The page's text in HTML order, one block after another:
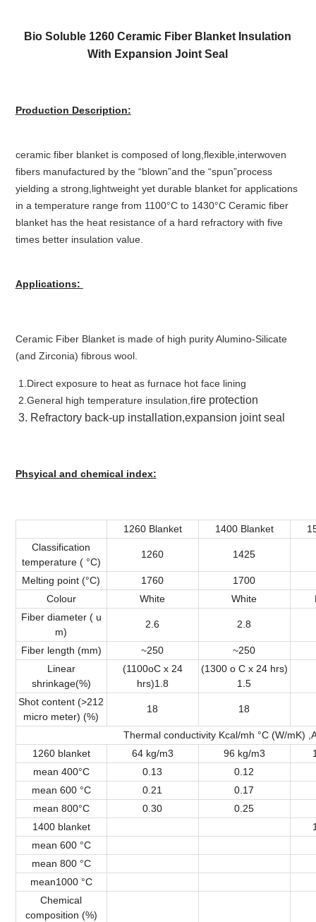
Bio Soluble 1260 Ceramic Fiber Blanket Insulation
With Expansion Joint Seal
Production Description:
ceramic fiber blanket is composed of long,flexible,interwoven
fibers manufactured by the “blown”and the “spun”process
yielding a strong,lightweight yet durable blanket for applications
in a temperature range from 1100°C to 1430°C Ceramic fiber
blanket has the heat resistance of a hard refractory with five
times better insulation value.
Applications:
Ceramic Fiber Blanket is made of high purity Alumino-Silicate
(and Zirconia) fibrous wool.
1.Direct exposure to heat as furnace hot face lining
2.General high temperature insulation,fire protection
3. Refractory back-up installation,expansion joint seal
Phsyical and chemical index:
1260 Blanket 1400 Blanket
Classification
temperature ( °C)
1260 1425
Melting point (°C) 1760
1700
Colour
White White
Fiber diameter ( u
m)
2.6 2.8
Fiber length (mm) ~250
~250
Linear
shrinkage(%)
(1100oC x 24
hrs)1.8
(1300 o C x 24 hrs)
1.5
Shot content (>212
micro meter) (%)
18 18
Thermal conductivity Kcal/mh °C (W/mK)
1260 blanket
64 kg/m3 96 kg/m3
mean 400°C
0.13
0.12
mean 600 °C
0.21
0.17
mean 800°C
0.30
0.25
1400 blanket
mean 600 °C
mean 800 °C
mean1000 °C
Chemical
composition (%)